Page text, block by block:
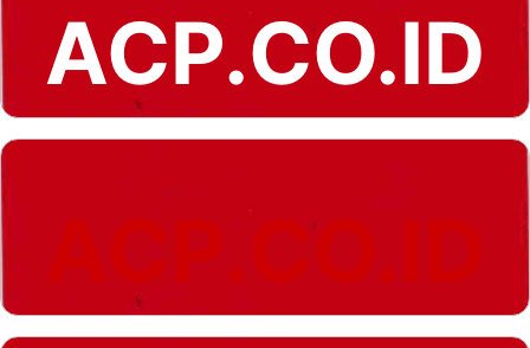
ACP.CO.ID
ACP.CO.ID